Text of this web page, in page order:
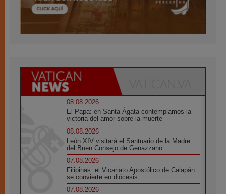
08.08.2026
El Papa: en Santa Ágata contemplamos la
victoria del amor sobre la muerte
08.08.2026
León XIV visitará el Santuario de la Madre
del Buen Consejo de Genazzano
07.08.2026
Filipinas: el Vicariato Apostólico de Calapán
se convierte en diócesis
07.08.2026